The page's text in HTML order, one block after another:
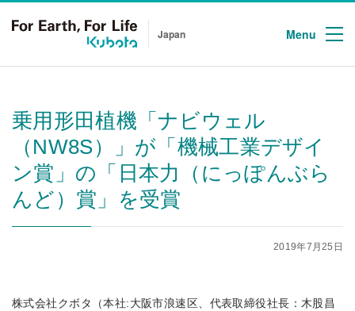
Japan Menu
乗用形田植機「ナビウェル
（NW8S）」が「機械工業デザイ
ン賞」の「日本力（にっぽんぶら
んど）賞」を受賞
2019年7月25日
株式会社クボタ（本社:大阪市浪速区、代表取締役社長：木股昌